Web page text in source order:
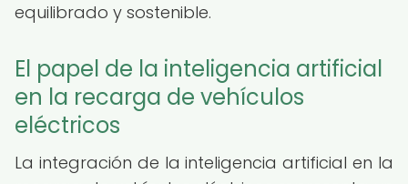
equilibrado y sostenible.
El papel de la inteligencia artificial
en la recarga de vehículos
eléctricos
La integración de la inteligencia artificial en la